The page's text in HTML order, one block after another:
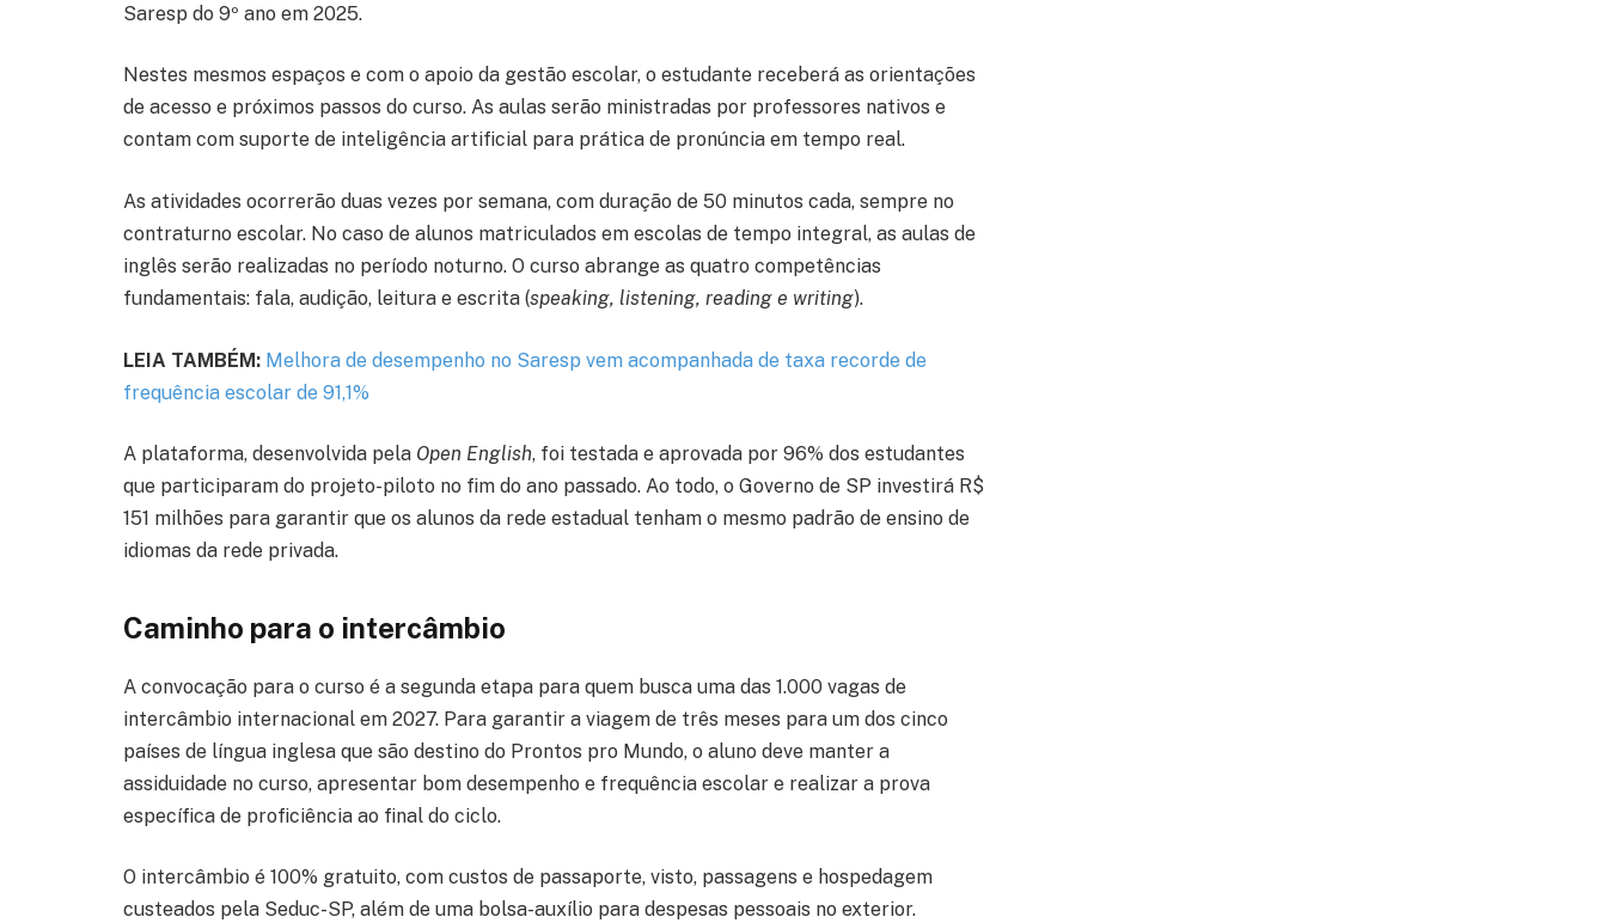
Saresp do 9º ano em 2025.
Nestes mesmos espaços e com o apoio da gestão escolar, o estudante receberá as orientações
de acesso e próximos passos do curso. As aulas serão ministradas por professores nativos e
contam com suporte de inteligência artificial para prática de pronúncia em tempo real.
As atividades ocorrerão duas vezes por semana, com duração de 50 minutos cada, sempre no
contraturno escolar. No caso de alunos matriculados em escolas de tempo integral, as aulas de
inglês serão realizadas no período noturno. O curso abrange as quatro competências
fundamentais: fala, audição, leitura e escrita (speaking, listening, reading e writing).
LEIA TAMBÉM: Melhora de desempenho no Saresp vem acompanhada de taxa recorde de
frequência escolar de 91,1%
A plataforma, desenvolvida pela Open English, foi testada e aprovada por 96% dos estudantes
que participaram do projeto-piloto no fim do ano passado. Ao todo, o Governo de SP investirá R$
151 milhões para garantir que os alunos da rede estadual tenham o mesmo padrão de ensino de
idiomas da rede privada.
Caminho para o intercâmbio
A convocação para o curso é a segunda etapa para quem busca uma das 1.000 vagas de
intercâmbio internacional em 2027. Para garantir a viagem de três meses para um dos cinco
países de língua inglesa que são destino do Prontos pro Mundo, o aluno deve manter a
assiduidade no curso, apresentar bom desempenho e frequência escolar e realizar a prova
específica de proficiência ao final do ciclo.
O intercâmbio é 100% gratuito, com custos de passaporte, visto, passagens e hospedagem
custeados pela Seduc-SP, além de uma bolsa-auxílio para despesas pessoais no exterior.